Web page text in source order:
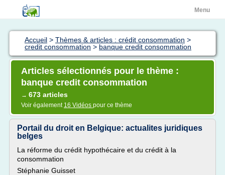
Menu
Accueil > Thèmes & articles : crédit consommation >
credit consommation > banque credit consommation
Articles sélectionnés pour le thème :
banque credit consommation
→ 673 articles
Voir également 16 Vidéos pour ce thème
Portail du droit en Belgique: actualites juridiques
belges
La réforme du crédit hypothécaire et du crédit à la
consommation
Stéphanie Guisset